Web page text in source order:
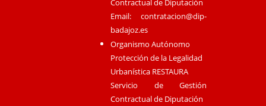
Contractual de Diputación
Email:contratacion@dip-
badajoz.es
Organismo Autónomo
Protección de la Legalidad
Urbanística RESTAURA
Servicio de Gestión
Contractual de Diputación